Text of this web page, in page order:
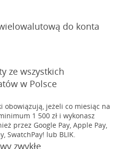
do konta
ze wszystkich
w Polsce
zwykłe
obowiązują, jeżeli co miesiąc na
1 500 złi wykonasz
przez Google Pay, Apple Pay,
SwatchPay! lub BLIK.